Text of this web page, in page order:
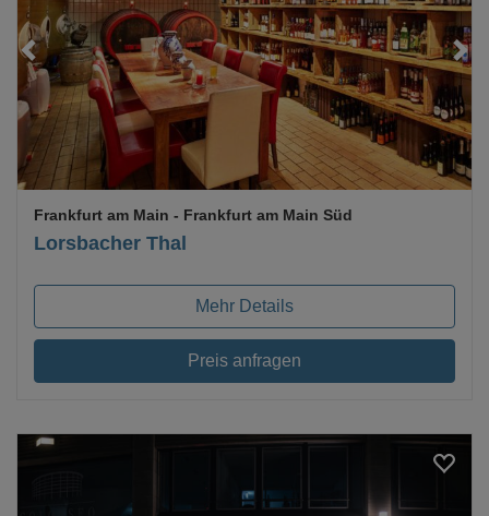
Loading...
Lorsbacher Thal
Frankfurt am Main - Frankfurt am Main Süd
Mehr Details
Preis anfragen